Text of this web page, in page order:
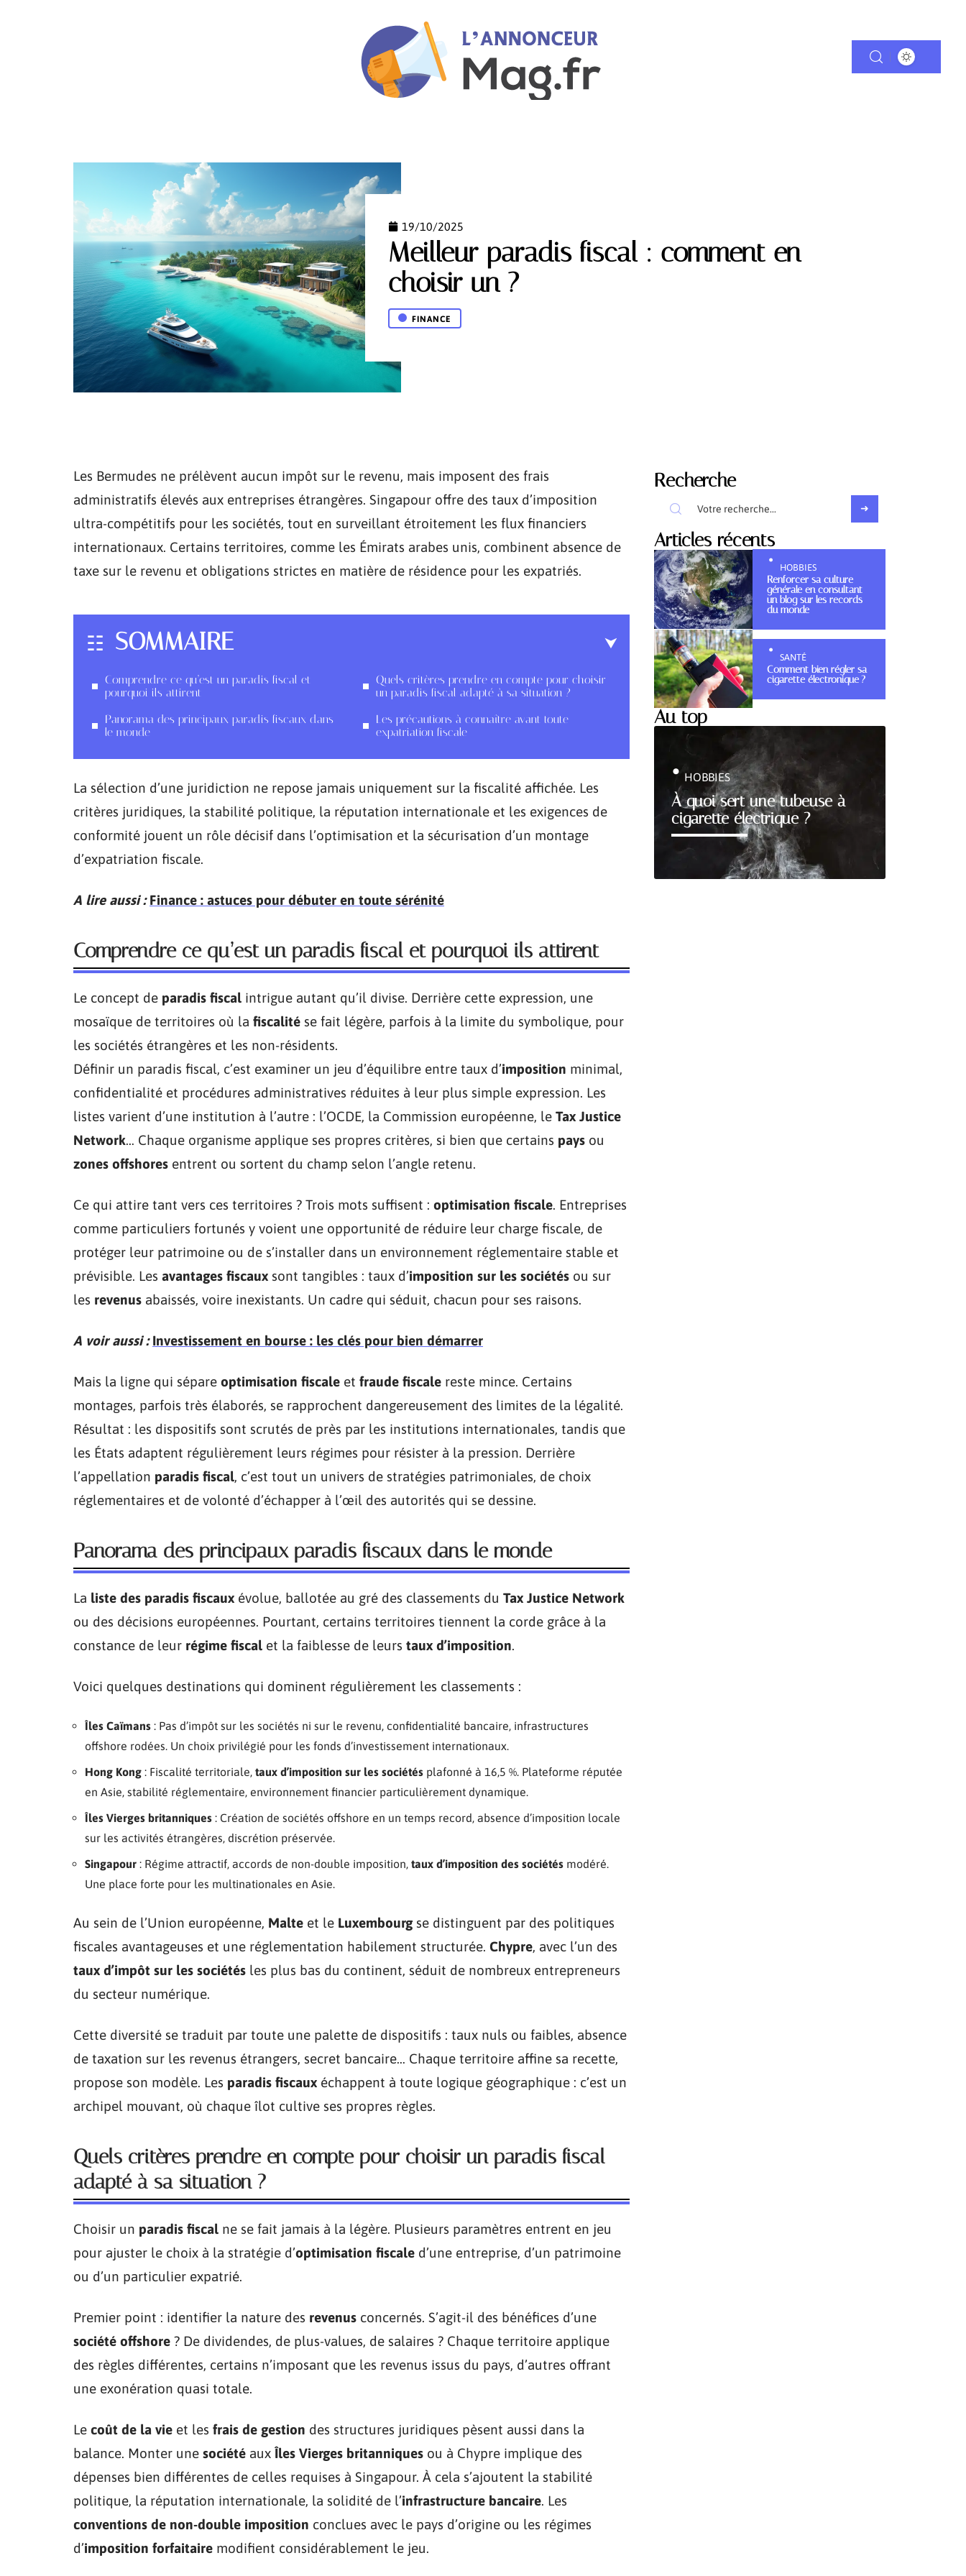
19/10/2025
Meilleur paradis fiscal : comment en
choisir un ?
FINANCE
Les Bermudes ne prélèvent aucun impôt sur le revenu, mais imposent des frais
administratifs élevés aux entreprises étrangères. Singapour offre des taux d’imposition
ultra-compétitifs pour les sociétés, tout en surveillant étroitement les flux financiers
internationaux. Certains territoires, comme les Émirats arabes unis, combinent absence de
taxe sur le revenu et obligations strictes en matière de résidence pour les expatriés.
SOMMAIRE
Comprendre ce qu’est un paradis fiscal et
pourquoi ils attirent
Panorama des principaux paradis fiscaux dans
le monde
Quels critères prendre en compte pour choisir
un paradis fiscal adapté à sa situation ?
Les précautions à connaître avant toute
expatriation fiscale
La sélection d’une juridiction ne repose jamais uniquement sur la fiscalité affichée. Les
critères juridiques, la stabilité politique, la réputation internationale et les exigences de
conformité jouent un rôle décisif dans l’optimisation et la sécurisation d’un montage
d’expatriation fiscale.
A lire aussi : Finance : astuces pour débuter en toute sérénité
Comprendre ce qu’est un paradis fiscal et pourquoi ils attirent
Le concept de paradis fiscal intrigue autant qu’il divise. Derrière cette expression, une
mosaïque de territoires où la fiscalité se fait légère, parfois à la limite du symbolique, pour
les sociétés étrangères et les non-résidents.
Définir un paradis fiscal, c’est examiner un jeu d’équilibre entre taux d’imposition minimal,
confidentialité et procédures administratives réduites à leur plus simple expression. Les
listes varient d’une institution à l’autre : l’OCDE, la Commission européenne, le Tax Justice
Network… Chaque organisme applique ses propres critères, si bien que certains pays ou
zones offshores entrent ou sortent du champ selon l’angle retenu.
Ce qui attire tant vers ces territoires ? Trois mots suffisent : optimisation fiscale. Entreprises
comme particuliers fortunés y voient une opportunité de réduire leur charge fiscale, de
protéger leur patrimoine ou de s’installer dans un environnement réglementaire stable et
prévisible. Les avantages fiscaux sont tangibles : taux d’imposition sur les sociétés ou sur
les revenus abaissés, voire inexistants. Un cadre qui séduit, chacun pour ses raisons.
A voir aussi : Investissement en bourse : les clés pour bien démarrer
Mais la ligne qui sépare optimisation fiscale et fraude fiscale reste mince. Certains
montages, parfois très élaborés, se rapprochent dangereusement des limites de la légalité.
Résultat : les dispositifs sont scrutés de près par les institutions internationales, tandis que
les États adaptent régulièrement leurs régimes pour résister à la pression. Derrière
l’appellation paradis fiscal, c’est tout un univers de stratégies patrimoniales, de choix
réglementaires et de volonté d’échapper à l’œil des autorités qui se dessine.
Panorama des principaux paradis fiscaux dans le monde
La liste des paradis fiscaux évolue, ballotée au gré des classements du Tax Justice Network
ou des décisions européennes. Pourtant, certains territoires tiennent la corde grâce à la
constance de leur régime fiscal et la faiblesse de leurs taux d’imposition.
Voici quelques destinations qui dominent régulièrement les classements :
Îles Caïmans : Pas d’impôt sur les sociétés ni sur le revenu, confidentialité bancaire, infrastructures
offshore rodées. Un choix privilégié pour les fonds d’investissement internationaux.
Hong Kong : Fiscalité territoriale, taux d’imposition sur les sociétés plafonné à 16,5 %. Plateforme réputée
en Asie, stabilité réglementaire, environnement financier particulièrement dynamique.
Îles Vierges britanniques : Création de sociétés offshore en un temps record, absence d’imposition locale
sur les activités étrangères, discrétion préservée.
Singapour : Régime attractif, accords de non-double imposition, taux d’imposition des sociétés modéré.
Une place forte pour les multinationales en Asie.
Au sein de l’Union européenne, Malte et le Luxembourgse distinguent par des politiques
fiscales avantageuses et une réglementation habilement structurée. Chypre, avec l’un des
taux d’impôt sur les sociétés les plus bas du continent, séduit de nombreux entrepreneurs
du secteur numérique.
Cette diversité se traduit par toute une palette de dispositifs : taux nuls ou faibles, absence
de taxation sur les revenus étrangers, secret bancaire… Chaque territoire affine sa recette,
propose son modèle. Les paradis fiscaux échappent à toute logique géographique : c’est un
archipel mouvant, où chaque îlot cultive ses propres règles.
Quels critères prendre en compte pour choisir un paradis fiscal
adapté à sa situation ?
Choisir un paradis fiscal ne se fait jamais à la légère. Plusieurs paramètres entrent en jeu
pour ajuster le choix à la stratégie d’optimisation fiscale d’une entreprise, d’un patrimoine
ou d’un particulier expatrié.
Premier point : identifier la nature des revenus concernés. S’agit-il des bénéfices d’une
société offshore ? De dividendes, de plus-values, de salaires ? Chaque territoire applique
des règles différentes, certains n’imposant que les revenus issus du pays, d’autres offrant
une exonération quasi totale.
Le coût de la vie et les frais de gestion des structures juridiques pèsent aussi dans la
balance. Monter une société aux Îles Vierges britanniques ou à Chypre implique des
dépenses bien différentes de celles requises à Singapour. À cela s’ajoutent la stabilité
politique, la réputation internationale, la solidité de l’infrastructure bancaire. Les
conventions de non-double imposition conclues avec le pays d’origine ou les régimes
d’imposition forfaitaire modifient considérablement le jeu.
Recherche
Articles récents
HOBBIES
Renforcer sa culture
générale en consultant
un blog sur les records
du monde
SANTÉ
Comment bien régler sa
cigarette électronique ?
Au top
À quoi sert une tubeuse à
cigarette électrique ?
HOBBIES